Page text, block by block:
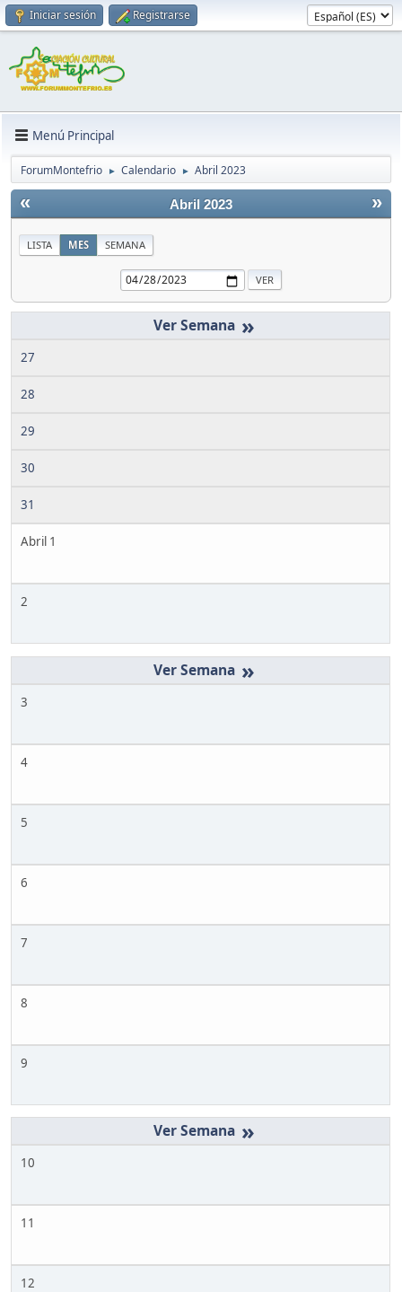
Iniciar sesión Registrarse
Menú Principal
ForumMontefrio ► Calendario ► Abril 2023
« »
Abril 2023
LISTA MES SEMANA
»
27
28
29
30
31
Abril 1
2
»
3
4
5
6
7
8
9
»
10
11
12